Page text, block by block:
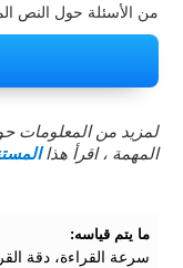
من الأسئلة حول النص
لمزيد من المعلومات
المهمة ، اقرأ هذا
ما يتم قياسه:
سرعة القراءة، دقة